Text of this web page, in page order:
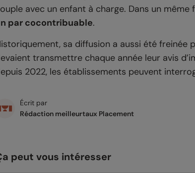
avec un enfant à charge. Dans un
par cocontribuable.
sa diffusion a aussi été freinée
transmettre chaque année leur avis
2022, les établissements peuvent
Écrit par
Rédaction meilleurtaux Placement
peut vous intéresser